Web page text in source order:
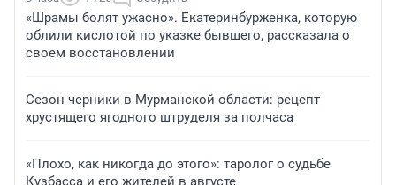
«Шрамы болят ужасно». Екатеринбурженка, которую
облили кислотой по указке бывшего, рассказала о
своем восстановлении
Сезон черники в Мурманской области: рецепт
хрустящего ягодного штруделя за полчаса
«Плохо, как никогда до этого»: таролог о судьбе
Кузбасса и его жителей в августе